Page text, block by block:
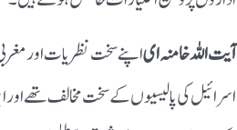
آیت اللہ خامنہ ایاپنے سخت نظریات اور
اسرائیل کی پالیسیوں کے سخت مخالف تھے